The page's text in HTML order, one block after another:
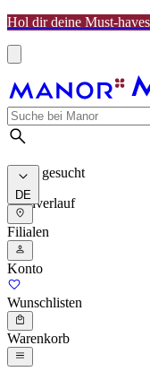
Hol dir deine Must-
Meist gesucht
Suchverlauf
DE
Filialen
Konto
Wunschlisten
Warenkorb